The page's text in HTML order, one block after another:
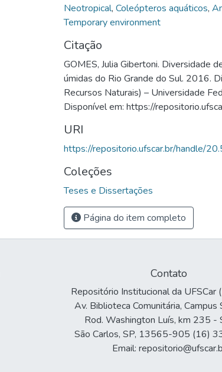
Neotropical, Coleópteros aquáticos,
Temporary environment
Citação
GOMES, Julia Gibertoni. Diversidade
úmidas do Rio Grande do Sul. 2016.
Recursos Naturais) – Universidade
Disponível em: https://
URI
https://repositorio.ufscar.br/handle/
Coleções
Teses e Dissertações
Página do item completo
Contato
Repositório Institucional da UFSCar
Av. Biblioteca Comunitária, Campus
Rod. Washington Luís, km 235
São Carlos, SP, 13565-905 (16)
Email: